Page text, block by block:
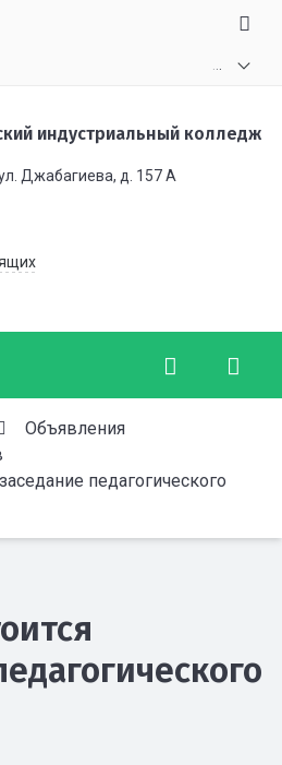
индустриальный колледж
Джабагиева, д. 157 А
Объявления
педагогического